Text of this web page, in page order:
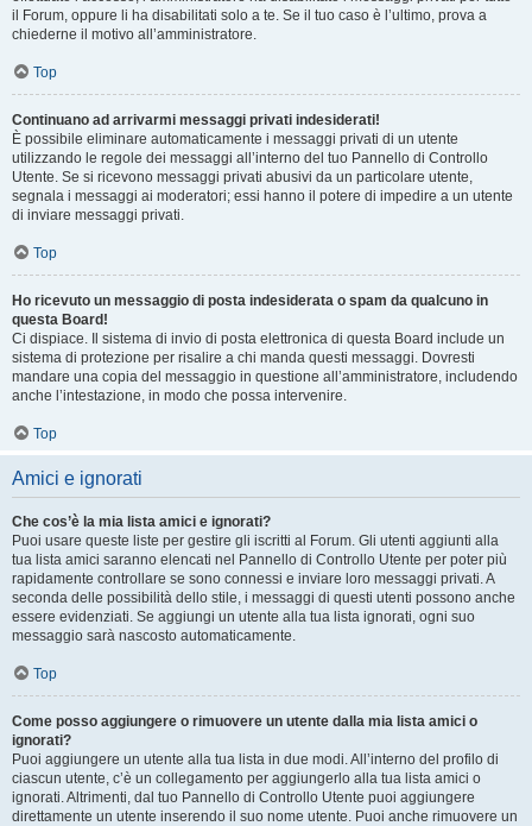
il Forum, oppure li ha disabilitati solo a te. Se il tuo caso è l’ultimo, prova a
chiederne il motivo all’amministratore.
Top
Continuano ad arrivarmi messaggi privati indesiderati!
È possibile eliminare automaticamente i messaggi privati ​​di un utente
utilizzando le regole dei messaggi all’interno del tuo Pannello di Controllo
Utente. Se si ricevono messaggi privati ​​abusivi da un particolare utente,
segnala i messaggi ai moderatori; essi hanno il potere di impedire a un utente
di inviare messaggi privati​​.
Top
Ho ricevuto un messaggio di posta indesiderata o spam da qualcuno in
questa Board!
Ci dispiace. Il sistema di invio di posta elettronica di questa Board include un
sistema di protezione per risalire a chi manda questi messaggi. Dovresti
mandare una copia del messaggio in questione all’amministratore, includendo
anche l’intestazione, in modo che possa intervenire.
Top
Amici e ignorati
Che cos’è la mia lista amici e ignorati?
Puoi usare queste liste per gestire gli iscritti al Forum. Gli utenti aggiunti alla
tua lista amici saranno elencati nel Pannello di Controllo Utente per poter più
rapidamente controllare se sono connessi e inviare loro messaggi privati. A
seconda delle possibilità dello stile, i messaggi di questi utenti possono anche
essere evidenziati. Se aggiungi un utente alla tua lista ignorati, ogni suo
messaggio sarà nascosto automaticamente.
Top
Come posso aggiungere o rimuovere un utente dalla mia lista amici o
ignorati?
Puoi aggiungere un utente alla tua lista in due modi. All’interno del profilo di
ciascun utente, c’è un collegamento per aggiungerlo alla tua lista amici o
ignorati. Altrimenti, dal tuo Pannello di Controllo Utente puoi aggiungere
direttamente un utente inserendo il suo nome utente. Puoi anche rimuovere un